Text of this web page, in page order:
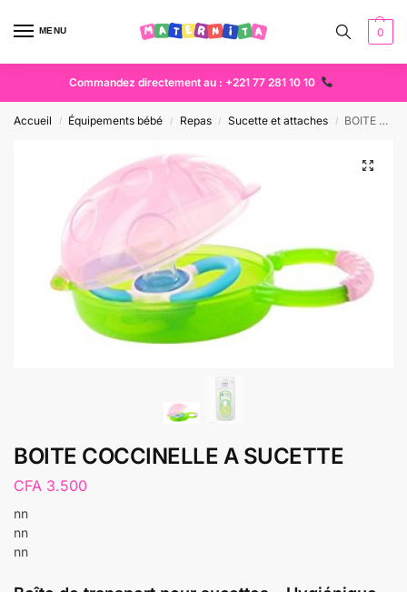
MENU 0
Commandez directement au : +221 77 281 10 10
Accueil / Équipements bébé / Repas / Sucette et attaches / BOITE COCCINELLE A SUCETTE
BOITE COCCINELLE A SUCETTE
CFA 3.500
nn
nn
nn